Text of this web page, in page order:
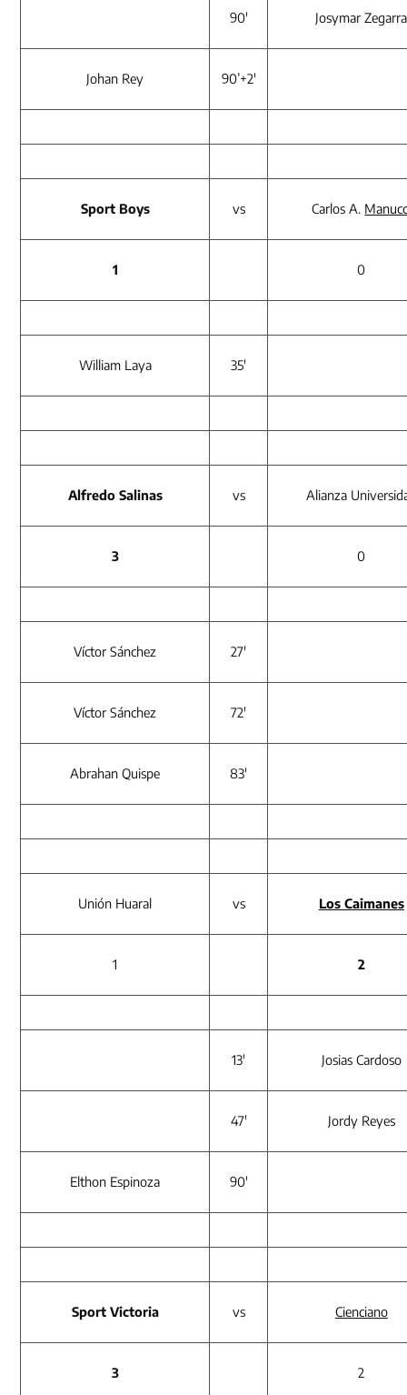
90′ Josymar Zegarra
Johan Rey 90’+2′
Sport Boys vs Carlos A.
1 0
William Laya 35′
Alfredo Salinas vs Alianza
3 0
Víctor Sánchez 27′
Víctor Sánchez 72′
Abrahan Quispe 83′
Unión Huaral vs Los Caimanes
1 2
13′ Josias Cardoso
47′ Jordy Reyes
Elthon Espinoza 90′
Sport Victoria vs Cienciano
3 2